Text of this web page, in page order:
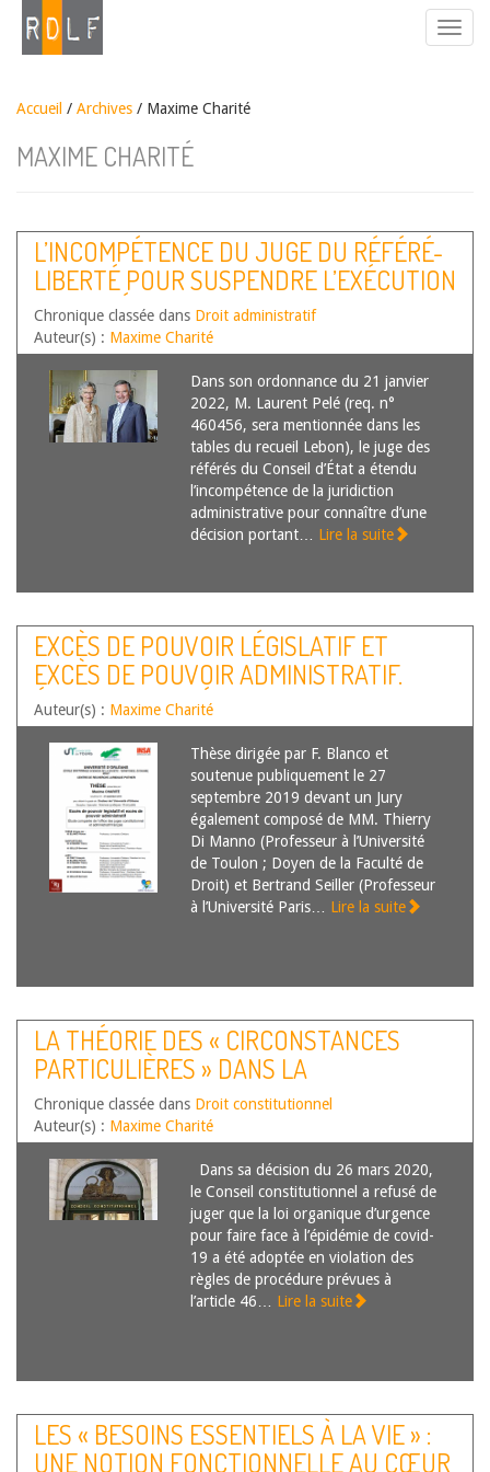
Accueil / Archives / Maxime Charité
MAXIME CHARITÉ
L’INCOMPÉTENCE DU JUGE DU RÉFÉRÉ-
LIBERTÉ POUR SUSPENDRE L’EXÉCUTION
D’UNE DÉCISION PORTANT NOMINATION
D’UN MEMBRE DU CONSEIL
CONSTITUTIONNEL
Chronique classée dans Droit administratif
Auteur(s) : Maxime Charité
Dans son ordonnance du 21 janvier
2022, M. Laurent Pelé (req. n°
460456, sera mentionnée dans les
tables du recueil Lebon), le juge des
référés du Conseil d’État a étendu
l’incompétence de la juridiction
administrative pour connaître d’une
décision portant… Lire la suite
EXCÈS DE POUVOIR LÉGISLATIF ET
EXCÈS DE POUVOIR ADMINISTRATIF.
ÉTUDE COMPARÉE DE L’OFFICE DES
JUGES CONSTITUTIONNEL ET
ADMINISTRATIF FRANÇAIS
Auteur(s) : Maxime Charité
Thèse dirigée par F. Blanco et
soutenue publiquement le 27
septembre 2019 devant un Jury
également composé de MM. Thierry
Di Manno (Professeur à l’Université
de Toulon ; Doyen de la Faculté de
Droit) et Bertrand Seiller (Professeur
à l’Université Paris… Lire la suite
LA THÉORIE DES « CIRCONSTANCES
PARTICULIÈRES » DANS LA
JURISPRUDENCE DU CONSEIL
CONSTITUTIONNEL
Chronique classée dans Droit constitutionnel
Auteur(s) : Maxime Charité
Dans sa décision du 26 mars 2020,
le Conseil constitutionnel a refusé de
juger que la loi organique d’urgence
pour faire face à l’épidémie de covid-
19 a été adoptée en violation des
règles de procédure prévues à
l’article 46… Lire la suite
LES « BESOINS ESSENTIELS À LA VIE » :
UNE NOTION FONCTIONNELLE AU CŒUR